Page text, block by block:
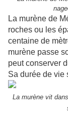
La murène de
roches ou les
centaine de
murène passe
peut conserver
Sa durée de vie
La murène vit